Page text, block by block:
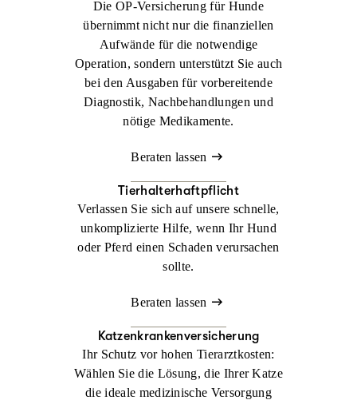
Die OP-Versicherung für Hunde
übernimmt nicht nur die finanziellen
Aufwände für die notwendige
Operation, sondern unterstützt Sie auch
bei den Ausgaben für vorbereitende
Diagnostik, Nachbehandlungen und
nötige Medikamente.
Beraten lassen
Tierhalterhaftpflicht
Verlassen Sie sich auf unsere schnelle,
unkomplizierte Hilfe, wenn Ihr Hund
oder Pferd einen Schaden verursachen
sollte.
Beraten lassen
Katzenkrankenversicherung
Ihr Schutz vor hohen Tierarztkosten:
Wählen Sie die Lösung, die Ihrer Katze
die ideale medizinische Versorgung